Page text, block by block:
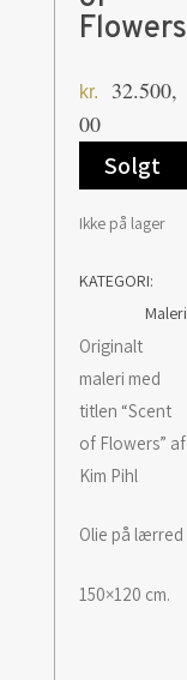
Flowers
kr.
32.500,
00
Solgt
Ikke på lager
KATEGORI:
Maleri
Originalt
maleri med
titlen “Scent
of Flowers” af
Kim Pihl
Olie på lærred
150×120 cm.